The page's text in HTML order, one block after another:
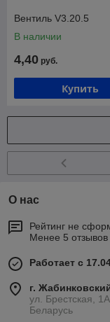
Вентиль V3.20.5
В наличии
4,40 руб.
Купить
О нас
Рейтинг не
Менее 5 отзывов
Работает с
г.
ул. Брестская,
Беларусь